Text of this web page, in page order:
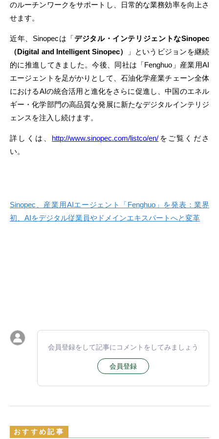
のルーチンワークをサポートし、日常的な業務効率を向上さ
せます。
近年、Sinopecは「デジタル・ インテリジェントなSinopec
（Digital and Intelligent Sinopec）
」というビジョンを継続
的に推進してきました。今後、同社は「Fenghuo」産業用AI
エージェントを足がかりとして、石油化学産業チェーン全体
におけるAIの統合活用と進化をさらに促進し、中国のエネル
ギー・化学部門の高品質な発展に新たなデジタルインテリジ
ェンスを注入し続けます。
詳しくは、 http://www.sinopec.com/listco/en/ をご覧くださ
い。
Sinopec、産業用AIエージェント「Fenghuo」を発表：業界
初、AIをデジタル従業員やドメインエキスパートへと変革
会員登録をして記事にコメントをしてみましょう
会員登録
おすすめ記事